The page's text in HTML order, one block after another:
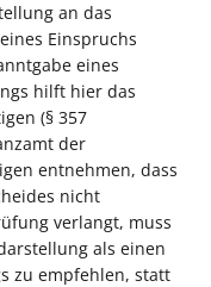
an das
Einspruchs
eines
hilft hier das
(§ 357
der
entnehmen, dass
nicht
verlangt, muss
als einen
zu empfehlen, statt